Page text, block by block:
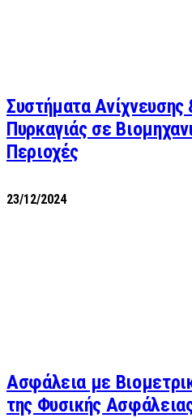
Συστήματα
Πυρκαγιάς σε
Περιοχές
23/12/2024
Ασφάλεια με
της Φυσικής